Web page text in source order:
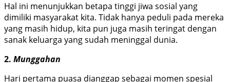
Hal ini menunjukkan betapa tinggi jiwa sosial yang
dimiliki masyarakat kita. Tidak hanya peduli pada mereka
yang masih hidup, kita pun juga masih teringat dengan
sanak keluarga yang sudah meninggal dunia.
2. Munggahan
Hari pertama puasa dianggap sebagai momen spesial